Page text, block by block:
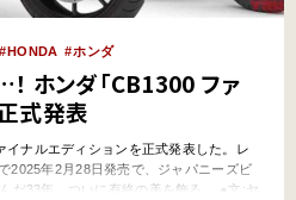
HONDA ホンダ
ホンダ「CB1300 ファ
式発表
イナルエディションを正式発表した。レ
2025年2月28日発売で、ジャパニーズビ
だ33年、ついに有終の美を飾る。 ●文:ヤ